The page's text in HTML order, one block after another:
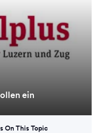
ein
On This Topic